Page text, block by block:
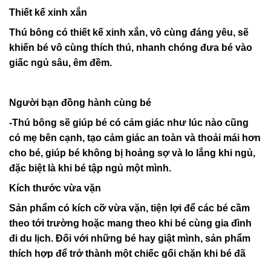
Thiết kế xinh xắn
Thú bông có thiết kế xinh xắn, vô cùng đáng yêu, sẽ
khiến bé vô cùng thích thú, nhanh chóng đưa bé vào
giấc ngủ sâu, êm đềm.
Người bạn đồng hành cùng bé
-Thú bông sẽ giúp bé có cảm giác như lúc nào cũng
có mẹ bên cạnh, tạo cảm giác an toàn và thoải mái hơn
cho bé, giúp bé không bị hoảng sợ và lo lắng khi ngủ,
đặc biệt là khi bé tập ngủ một mình.
Kích thước vừa vặn
Sản phẩm có kích cỡ vừa vặn, tiện lợi để các bé cầm
theo tới trường hoặc mang theo khi bé cùng gia đình
đi du lịch. Đối với những bé hay giật mình, sản phẩm
thích hợp để trở thành một chiếc gối chặn khi bé đã